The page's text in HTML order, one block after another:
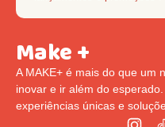
Make +
A MAKE+ é mais do que um
inovar e ir além do
experiências únicas e